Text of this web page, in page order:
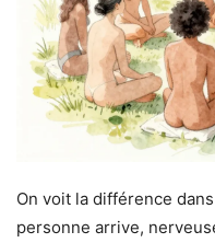
On voit la différence
personne arrive,